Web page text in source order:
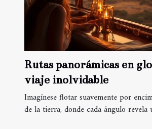
Rutas panorámicas en
viaje inolvidable
Imagínese flotar suavemente por
de la tierra, donde cada ángulo revela